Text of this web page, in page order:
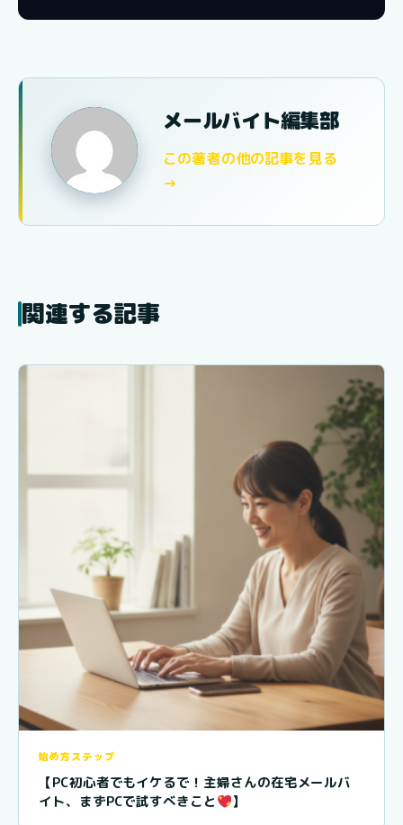
メールバイト編集部
この著者の他の記事を見る
→
関連する記事
始め方ステップ
【PC初心者でもイケるで！主婦さんの在宅メールバ
イト、まずPCで試すべきこと
】